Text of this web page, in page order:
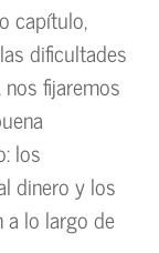
capítulo,
dificultades
fijaremos
los
dinero y los
a lo largo de